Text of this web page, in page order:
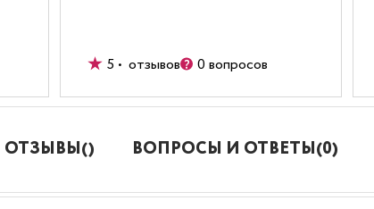
5 • отзывов 0 вопросов
ОТЗЫВЫ() ВОПРОСЫ И ОТВЕТЫ(0)